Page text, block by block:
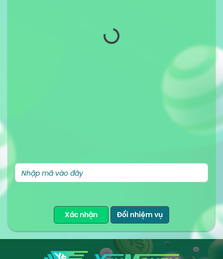
Xác nhận Đổi nhiệm vụ